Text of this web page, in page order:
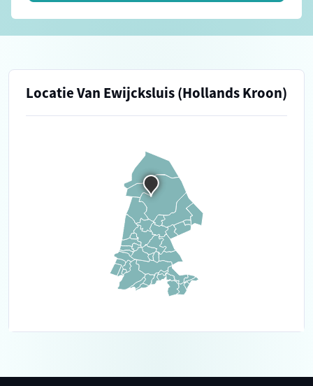
Locatie Van Ewijcksluis (Hollands Kroon)